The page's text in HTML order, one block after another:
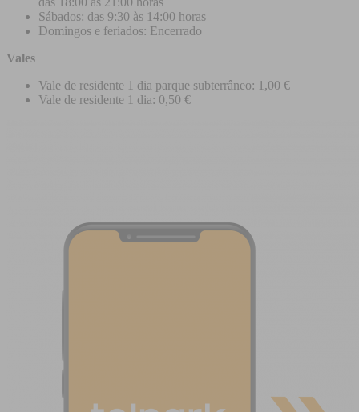
Sábados: das 9:30 às 14:00 horas
Domingos e feriados: Encerrado
Vales
Vale de residente 1 dia parque subterrâneo: 1,00 €
Vale de residente 1 dia: 0,50 €